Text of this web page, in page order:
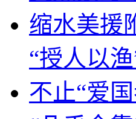
缩水美援
“授人以渔
不止“爱